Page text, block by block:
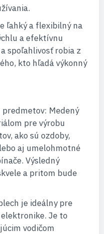
ľahký a flexibilný na
a efektívnu
spoľahlivosť robia z
kto hľadá výkonný
Medený
pre výrobu
ako sú ozdoby,
aj umelohmotné
Výsledný
a pritom bude
je ideálny pre
Je to
vodičom